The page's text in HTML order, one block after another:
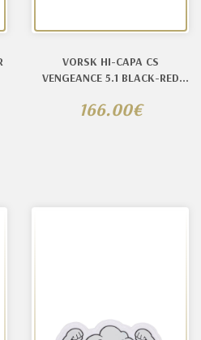
VORSK HI-CAPA CS
VENGEANCE 5.1 BLACK-RED
166.00€